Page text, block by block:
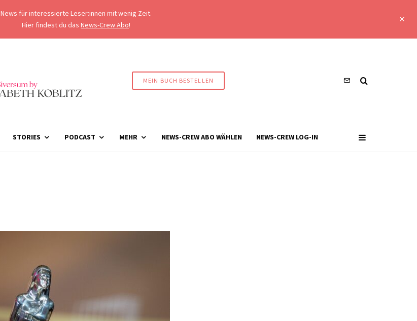
News für interessierte Leser:innen mit wenig Zeit.
Hier findest du das News-Crew Abo!
MEIN BUCH BESTELLEN
STORIES PODCAST MEHR NEWS-CREW ABO WÄHLEN NEWS-CREW LOG-IN